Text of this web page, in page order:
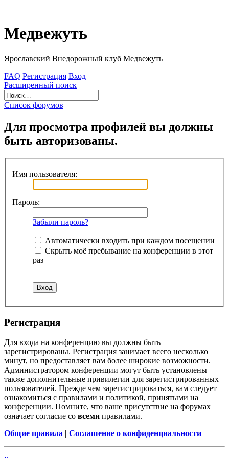
Медвежуть
Ярославский Внедорожный клуб Медвежуть
FAQ Регистрация Вход
Расширенный поиск
Список форумов
Для просмотра профилей вы должны
быть авторизованы.
Имя пользователя:
Пароль:
Забыли пароль?
Автоматически входить при каждом посещении
Скрыть моё пребывание на конференции в этот
раз
Регистрация
Для входа на конференцию вы должны быть
зарегистрированы. Регистрация занимает всего несколько
минут, но предоставляет вам более широкие возможности.
Администратором конференции могут быть установлены
также дополнительные привилегии для зарегистрированных
пользователей. Прежде чем зарегистрироваться, вам следует
ознакомиться с правилами и политикой, принятыми на
конференции. Помните, что ваше присутствие на форумах
означает согласие со всеми правилами.
Общие правила | Соглашение о конфиденциальности